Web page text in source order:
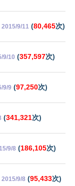
2015/9/11 (80,465次)
9/10 (357,597次)
9/9 (97,250次)
(341,321次)
9/8 (186,105次)
2015/9/8 (95,433次)